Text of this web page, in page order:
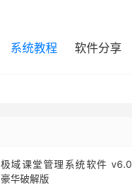
系统教程 软件分享
极域课堂管理系统软件 v6.0
豪华破解版